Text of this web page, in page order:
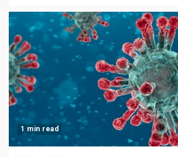
1 min read